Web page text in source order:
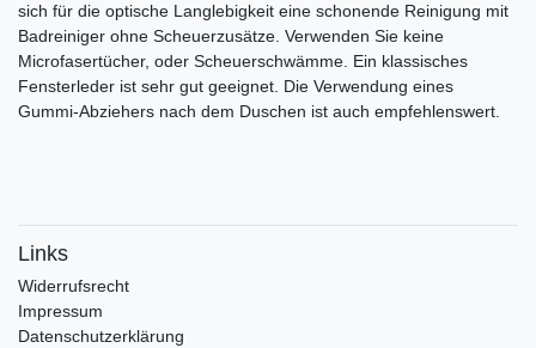
sich für die optische Langlebigkeit eine schonende Reinigung mit
Badreiniger ohne Scheuerzusätze. Verwenden Sie keine
Microfasertücher, oder Scheuerschwämme. Ein klassisches
Fensterleder ist sehr gut geeignet. Die Verwendung eines
Gummi-Abziehers nach dem Duschen ist auch empfehlenswert.
Links
Widerrufs­recht
Impressum
Daten­schutz­erklärung